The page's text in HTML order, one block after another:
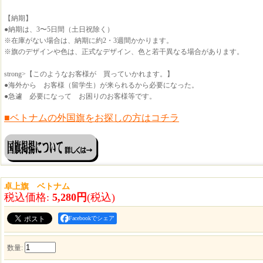
【納期】
●納期は、3〜5日間（土日祝除く）
※在庫がない場合は、納期に約2・3週間かかります。
※旗のデザインや色は、正式なデザイン、色と若干異なる場合があります。
strong>【このようなお客様が 買っていかれます。】
●海外から お客様（留学生）が来られるから必要になった。
●急遽 必要になって お困りのお客様等です。
■ベトナムの外国旗をお探しの方はコチラ
卓上旗 ベトナム
税込価格: 5,280円(税込)
Facebookでシェア
数量: